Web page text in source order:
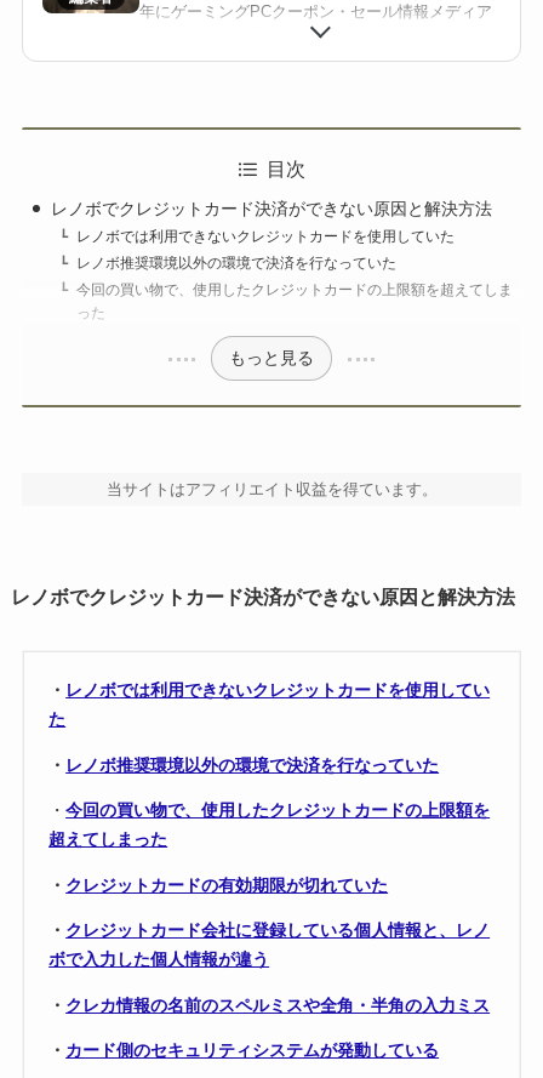
年にゲーミングPCクーポン・セール情報メディア
「イヤバズ」の運営を開始。2022年に合同会社気
づけばを設立し、BTOメーカーと連携した限定ク
索サイト「gg」を立ち上げ、価格/在庫/セール情報
を整理・可視化し、メーカー横断で比較検討しや
すい環境を構築している。業界歴10年以上。
目次
レノボでクレジットカード決済ができない原因と解決方法
レノボでは利用できないクレジットカードを使用していた
レノボ推奨環境以外の環境で決済を行なっていた
今回の買い物で、使用したクレジットカードの上限額を超えてしま
った
もっと見る
当サイトはアフィリエイト収益を得ています。
レノボでクレジットカード決済ができない原因と解決方法
・ レノボでは利用できないクレジットカードを使用してい
た
・ レノボ推奨環境以外の環境で決済を行なっていた
・今回の買い物で、使用したクレジットカードの上限額を
超えてしまった
・ クレジットカードの有効期限が切れていた
・ クレジットカード会社に登録している個人情報と、レノ
ボで入力した個人情報が違う
・ クレカ情報の名前のスペルミスや全角・半角の入力ミス
・ カード側のセキュリティシステムが発動している